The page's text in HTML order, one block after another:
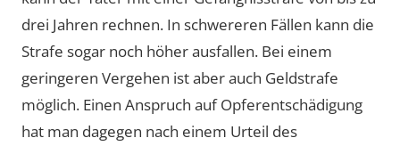
drei Jahren rechnen. In schwereren Fällen kann die
Strafe sogar noch höher ausfallen. Bei einem
geringeren Vergehen ist aber auch Geldstrafe
möglich. Einen Anspruch auf Opferentschädigung
hat man dagegen nach einem Urteil des